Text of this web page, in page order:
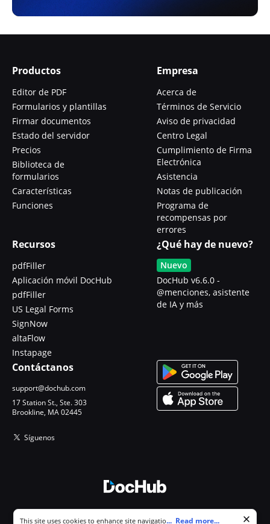
Productos
Editor de PDF
Formularios y plantillas
Firmar documentos
Estado del servidor
Precios
Biblioteca de
formularios
Características
Funciones
Empresa
Acerca de
Términos de Servicio
Aviso de privacidad
Centro Legal
Cumplimiento de Firma
Electrónica
Asistencia
Notas de publicación
Programa de
recompensas por
errores
Recursos
pdfFiller
Aplicación móvil DocHub
pdfFiller
US Legal Forms
SignNow
altaFlow
Instapage
¿Qué hay de nuevo?
Nuevo
DocHub v6.6.0 -
@menciones, asistente
de IA y más
Contáctanos
support@dochub.com
17 Station St., Ste. 303
Brookline, MA 02445
Síguenos
Cookie consent notice
This site uses cookies to enhance site navigation and personalize
... Read more...